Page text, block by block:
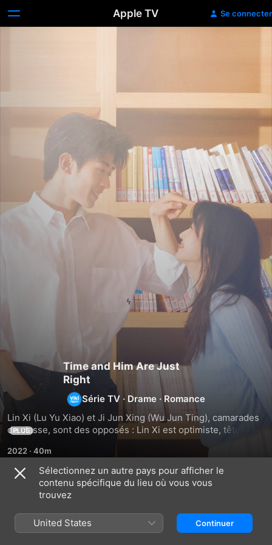
Apple TV Se connecter
Time and Him Are Just
Right
Série TV · Drame ·Romance
Lin Xi (Lu Yu Xiao) et Ji Jun Xing (Wu Jun Ting), camarades
de classe, sont des opposés : Lin Xi est optimiste, têtue et
ne se laisse pas faire par les harceleurs, alors que Jun Xing
est un programmateur de génie réservé, mais chaleureux.
Malgré leurs différences, leurs personnalités contraires les
rapprochent lorsqu'ils doivent affronter la pression des
examens d'entrée à l'université. Leur amitié naissante se
séparés s'ils n'atteignent pas leurs objectifs scolaires.
Arriveront-ils à réaliser leur rêve et à rester aux côtés l'un
PLUS
2022 · 40m
Saison 1
Sélectionnez un autre pays pour afficher le
contenu spécifique du lieu où vous vous
trouvez
United States Continuer